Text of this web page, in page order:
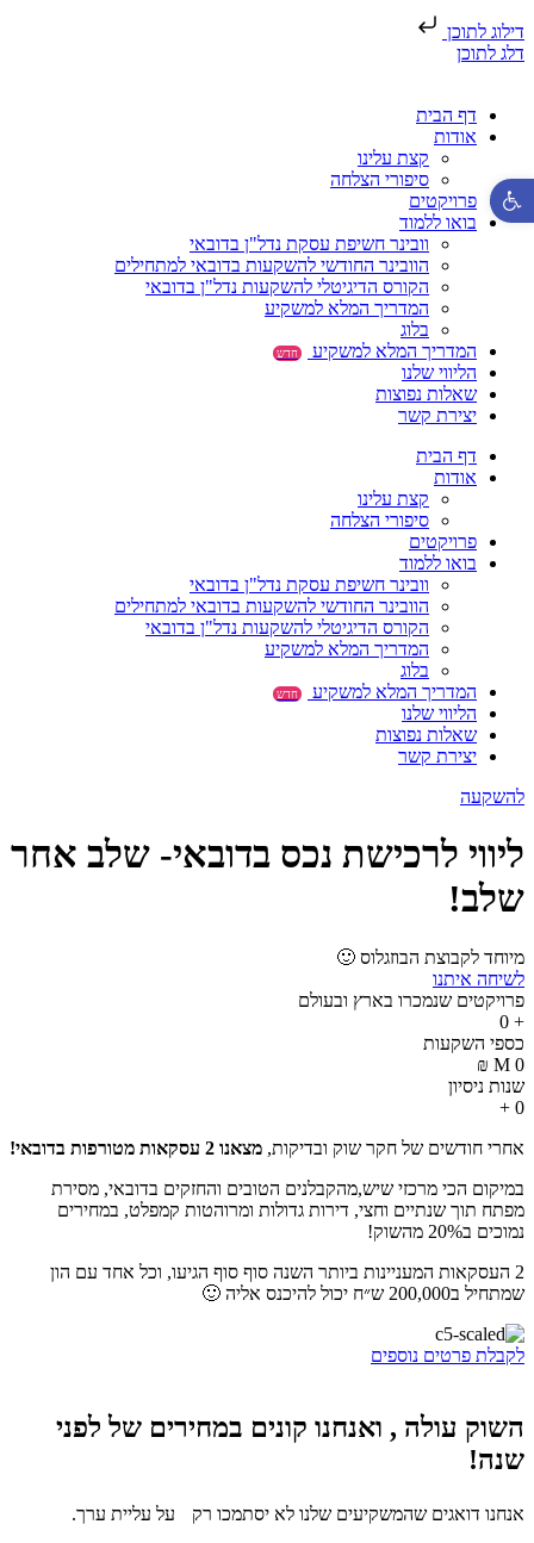
דילוג לתוכן
דלג לתוכן
דף הבית
אודות
קצת עלינו
סיפורי הצלחה
פרויקטים
בואו ללמוד
וובינר חשיפת עסקת נדל"ן בדובאי
הוובינר החודשי להשקעות בדובאי למתחילים
הקורס הדיגיטלי להשקעות נדל"ן בדובאי
המדריך המלא למשקיע
בלוג
המדריך המלא למשקיע
חדש
הליווי שלנו
שאלות נפוצות
יצירת קשר
דף הבית
אודות
קצת עלינו
סיפורי הצלחה
פרויקטים
בואו ללמוד
וובינר חשיפת עסקת נדל"ן בדובאי
הוובינר החודשי להשקעות בדובאי למתחילים
הקורס הדיגיטלי להשקעות נדל"ן בדובאי
המדריך המלא למשקיע
בלוג
המדריך המלא למשקיע
חדש
הליווי שלנו
שאלות נפוצות
יצירת קשר
להשקעה
ליווי לרכישת נכס בדובאי- שלב אחר
שלב!
מיוחד לקבוצת הבוזגלוס 🙂
לשיחה איתנו
פרויקטים שנמכרו בארץ ובעולם
+
0
כספי השקעות
M 0
₪
שנות ניסיון
0
+
אחרי חודשים של חקר שוק ובדיקות, מצאנו 2 עסקאות מטורפות בדובאי!
במיקום הכי מרכזי שיש,מהקבלנים הטובים והחזקים בדובאי, מסירת
מפתח תוך שנתיים וחצי, דירות גדולות ומרוהטות קמפלט, במחירים
נמוכים ב20% מהשוק!
2 העסקאות המעניינות ביותר השנה סוף סוף הגיעו, וכל אחד עם הון
שמתחיל ב200,000 ש״ח יכול להיכנס אליה 🙂
לקבלת פרטים נוספים
השוק עולה , ואנחנו קונים במחירים של לפני
שנה!
אנחנו דואגים שהמשקיעים שלנו לא יסתמכו רק על עליית ערך.
פתח סרגל נגישות